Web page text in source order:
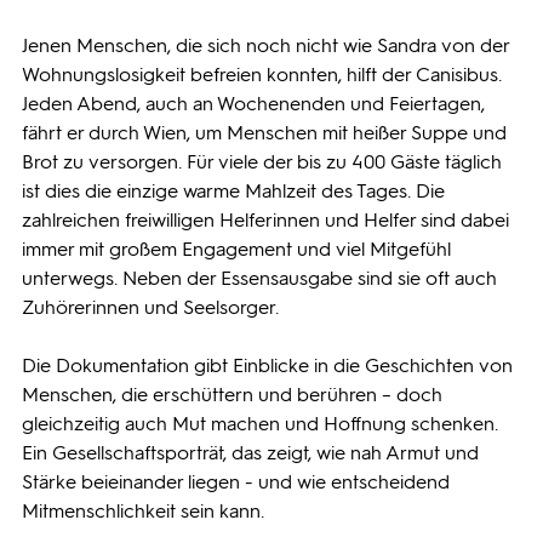
Jenen Menschen, die sich noch nicht wie Sandra von der
Wohnungslosigkeit befreien konnten, hilft der Canisibus.
Jeden Abend, auch an Wochenenden und Feiertagen,
fährt er durch Wien, um Menschen mit heißer Suppe und
Brot zu versorgen. Für viele der bis zu 400 Gäste täglich
ist dies die einzige warme Mahlzeit des Tages. Die
zahlreichen freiwilligen Helferinnen und Helfer sind dabei
immer mit großem Engagement und viel Mitgefühl
unterwegs. Neben der Essensausgabe sind sie oft auch
Zuhörerinnen und Seelsorger.
Die Dokumentation gibt Einblicke in die Geschichten von
Menschen, die erschüttern und berühren – doch
gleichzeitig auch Mut machen und Hoffnung schenken.
Ein Gesellschaftsporträt, das zeigt, wie nah Armut und
Stärke beieinander liegen - und wie entscheidend
Mitmenschlichkeit sein kann.